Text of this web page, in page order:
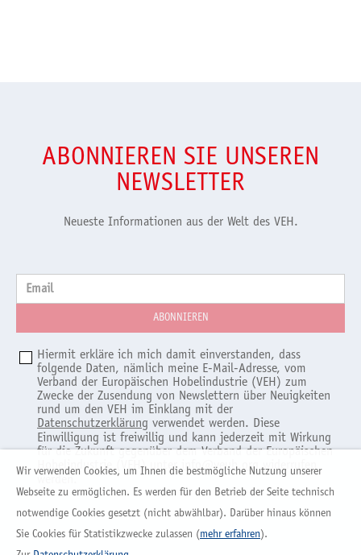
ABONNIEREN SIE UNSEREN
NEWSLETTER
Neueste Informationen aus der Welt des VEH.
Email
Hiermit erkläre ich mich damit einverstanden, dass
folgende Daten, nämlich meine E-Mail-Adresse, vom
Verband der Europäischen Hobelindustrie (VEH) zum
Zwecke der Zusendung von Newslettern über Neuigkeiten
rund um den VEH im Einklang mit der
Datenschutzerklärung verwendet werden. Diese
Einwilligung ist freiwillig und kann jederzeit mit Wirkung
für die Zukunft gegenüber dem Verband der Europäischen
Hobelindustrie (VEH) unterinfo@veuh.orgwiderrufen
Wir verwenden Cookies, um Ihnen die bestmögliche Nutzung unserer
Webseite zu ermöglichen. Es werden für den Betrieb der Seite technisch
notwendige Cookies gesetzt (nicht abwählbar). Darüber hinaus können
Sie Cookies für Statistikzwecke zulassen (mehr erfahren).